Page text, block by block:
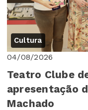
Cultura
04/08/2026
Teatro Clube
apresentação
Machado